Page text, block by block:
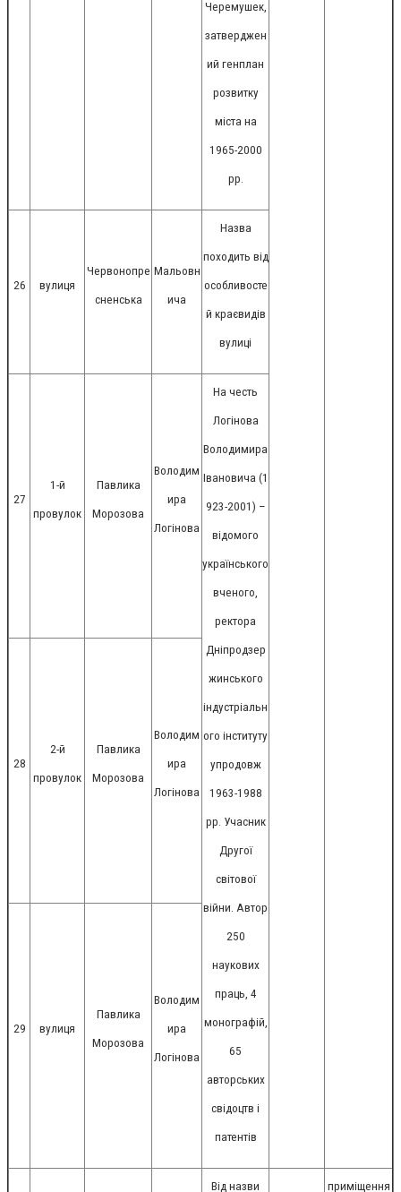
Черемушек,
затверджен
ий генплан
розвитку
міста на
1965-2000
рр.
26 вулиця
Червонопре
сненська
Мальовн
ича
Назва
походить від
особливосте
й краєвидів
вулиці
27
1-й
провулок
Павлика
Морозова
Володим
ира
Логінова
На честь
Логінова
Володимира
Івановича (1
923-2001) –
відомого
українського
вченого,
ректора
Дніпродзер
жинського
індустріальн
ого інституту
упродовж
1963-1988
рр. Учасник
Другої
світової
війни. Автор
250
наукових
праць, 4
монографій,
65
авторських
свідоцтв і
патентів
28
2-й
провулок
Павлика
Морозова
Володим
ира
Логінова
29 вулиця
Павлика
Морозова
Володим
ира
Логінова
Від назви приміщення